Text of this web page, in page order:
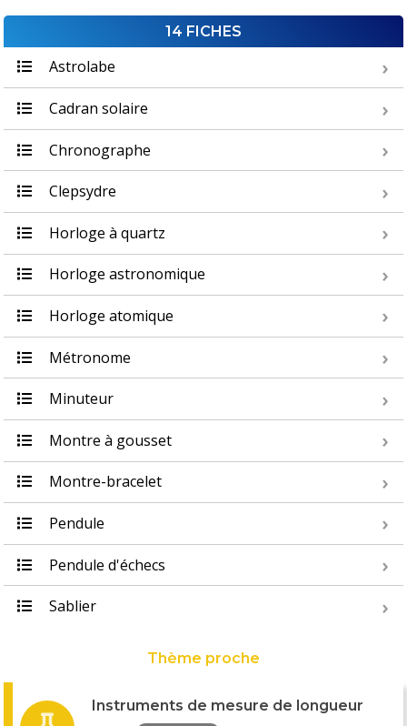
14 FICHES
Astrolabe
Cadran solaire
Chronographe
Clepsydre
Horloge à quartz
Horloge astronomique
Horloge atomique
Métronome
Minuteur
Montre à gousset
Montre-bracelet
Pendule
Pendule d'échecs
Sablier
Thème proche
Instruments de mesure de longueur